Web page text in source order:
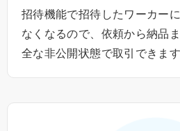
招待機能で招待したワーカー
なくなるので、依頼から納品
全な非公開状態で取引できます